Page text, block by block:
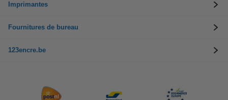
Imprimantes
Fournitures de bureau
123encre.be